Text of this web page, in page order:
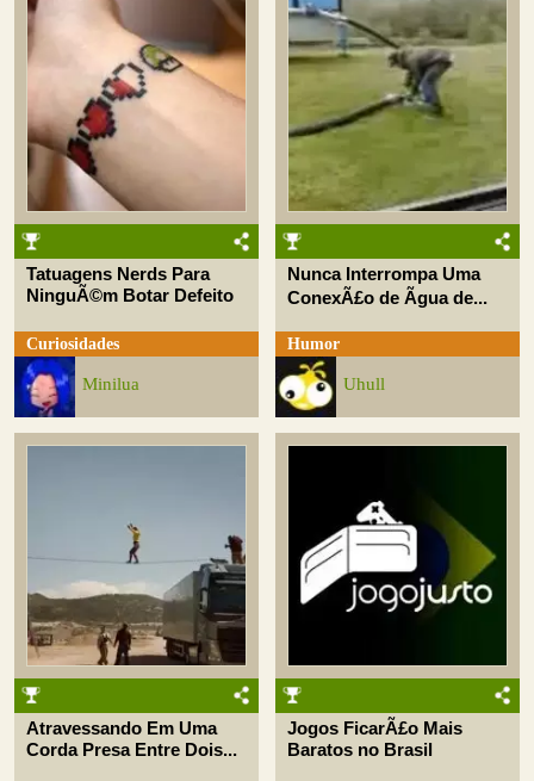
Tatuagens Nerds Para
NinguÃ©m Botar Defeito
Curiosidades
Minilua
Nunca Interrompa Uma
ConexÃ£o de Ãgua de...
Humor
Uhull
Atravessando Em Uma
Corda Presa Entre Dois...
Jogos FicarÃ£o Mais
Baratos no Brasil